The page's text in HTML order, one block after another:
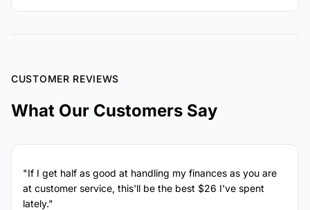
CUSTOMER REVIEWS
What Our Customers Say
"If I get half as good at handling my finances as you are
at customer service, this'll be the best $26 I've spent
lately."